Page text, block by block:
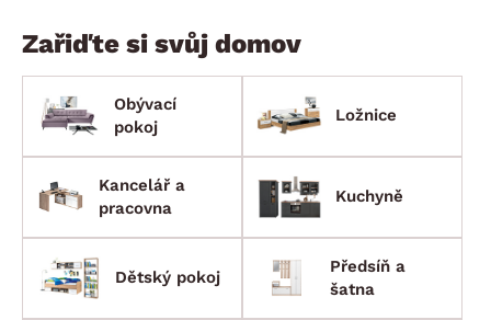
Zařiďte si svůj domov
Obývací
pokoj
Ložnice
Kancelář a
pracovna
Kuchyně
Dětský pokoj
Předsíň a
šatna